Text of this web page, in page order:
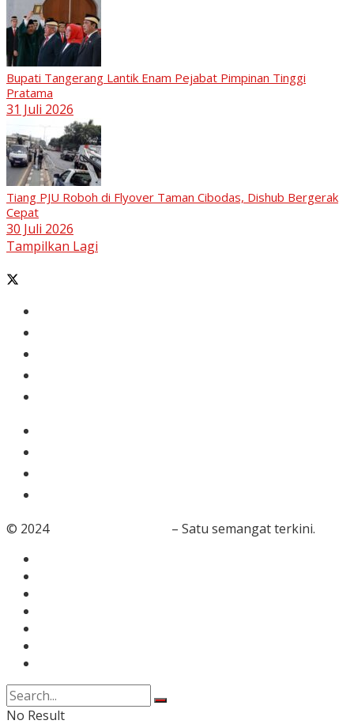
Bupati Tangerang Lantik Enam Pejabat Pimpinan Tinggi
Pratama
31 Juli 2026
Tiang PJU Roboh di Flyover Taman Cibodas, Dishub Bergerak
Cepat
30 Juli 2026
Tampilkan Lagi
© 2024
– Satu semangat terkini.
No Result